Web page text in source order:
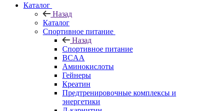
Каталог
Назад
Каталог
Спортивное питание
Назад
Спортивное питание
BCAA
Аминокислоты
Гейнеры
Креатин
Предтренировочные комплексы и
энергетики